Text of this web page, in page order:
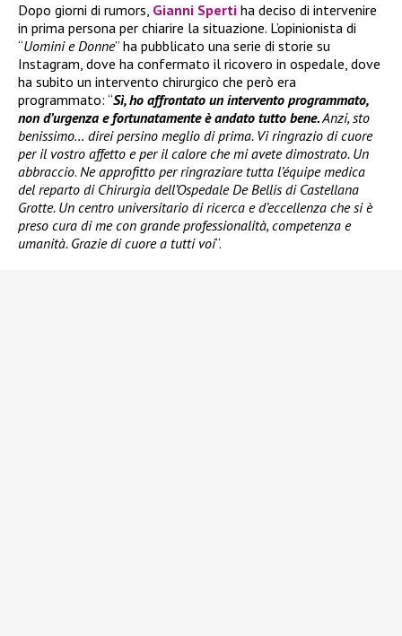
Dopo giorni di rumors, Gianni Sperti ha deciso di intervenire
in prima persona per chiarire la situazione. L’opinionista di
“Uomini e Donne” ha pubblicato una serie di storie su
Instagram, dove ha confermato il ricovero in ospedale, dove
ha subito un intervento chirurgico che però era
programmato: “Sì, ho affrontato un intervento programmato,
non d’urgenza e fortunatamente è andato tutto bene.Anzi, sto
benissimo… direi persino meglio di prima. Vi ringrazio di cuore
per il vostro affetto e per il calore che mi avete dimostrato. Un
abbraccio. Ne approfitto per ringraziare tutta l’équipe medica
del reparto di Chirurgia dell’Ospedale De Bellis di Castellana
Grotte. Un centro universitario di ricerca e d’eccellenza che si è
preso cura di me con grande professionalità, competenza e
umanità. Grazie di cuore a tutti voi“.